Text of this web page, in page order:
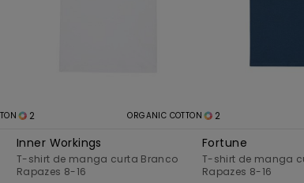
2 ORGANIC COTTON
Inner Workings
T-shirt de manga curta Branco
Rapazes 8-16
2
Fortune
T-shirt de manga
Rapazes 8-16